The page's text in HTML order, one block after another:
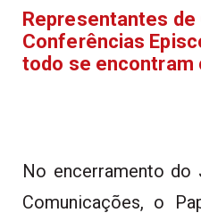
Representantes de
Conferências
todo se encontram
No encerramento do
Comunicações, o